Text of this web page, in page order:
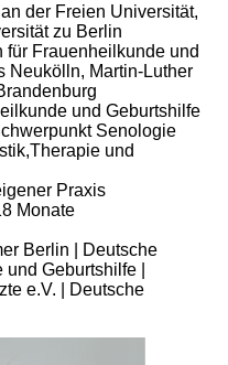
der Freien Universität,
zu Berlin
Frauenheilkunde und
Neukölln, Martin-Luther
und Geburtshilfe
Senologie
und
Praxis
Monate
Berlin | Deutsche
Geburtshilfe |
e.V. | Deutsche